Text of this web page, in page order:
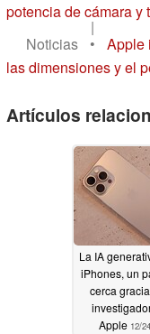
potencia de cámara y
|
Noticias
•
Apple
las dimensiones y el
Artículos
La IA
iPhones, un
cerca
Apple 12/